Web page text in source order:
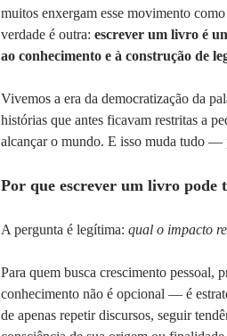
muitos enxergam esse movimento
verdade é outra: escrever um livro é
ao conhecimento e à construção de
Vivemos a era da democratização da
histórias que antes ficavam restritas a
alcançar o mundo. E isso muda tudo —
Por que escrever um livro pode
A pergunta é legítima: qual o impacto
Para quem busca crescimento pessoal,
conhecimento não é opcional — é
de apenas repetir discursos, seguir